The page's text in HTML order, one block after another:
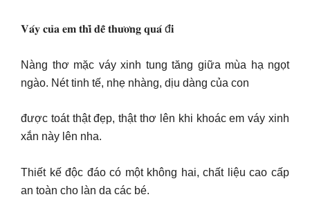
𝐕𝐚́𝐲 𝐜𝐮̉𝐚 𝐞𝐦 𝐭𝐡𝐢̀ 𝐝𝐞̂̃ 𝐭𝐡𝐮̛𝐨̛𝐧𝐠 𝐪𝐮𝐚́ đ𝐢
Nàng thơ mặc váy xinh tung tăng giữa mùa hạ ngọt
ngào. Nét tinh tế, nhẹ nhàng, dịu dàng của con
được toát thật đẹp, thật thơ lên khi khoác em váy xinh
xắn này lên nha.
Thiết kế độc đáo có một không hai, chất liệu cao cấp
an toàn cho làn da các bé.